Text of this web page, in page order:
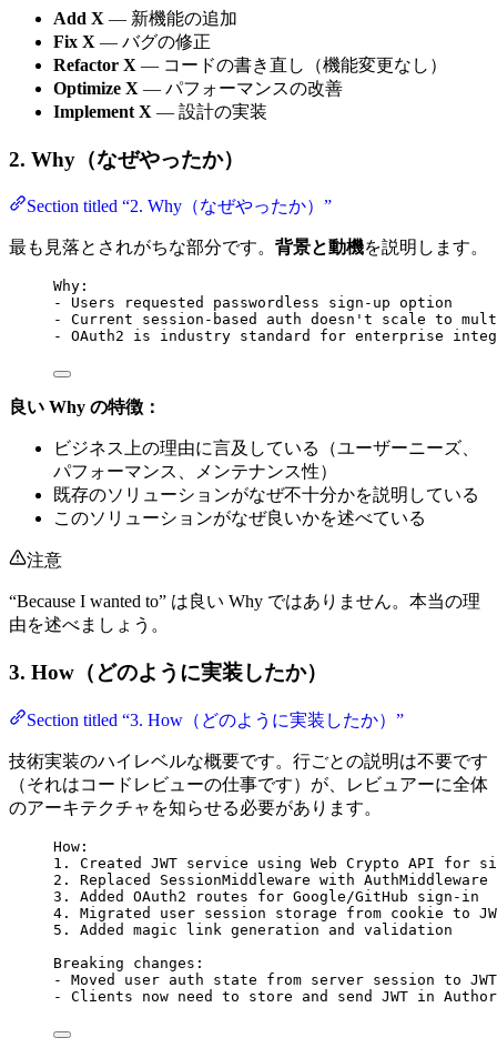
Add X — 新機能の追加
Fix X — バグの修正
Refactor X — コードの書き直し（機能変更なし）
Optimize X — パフォーマンスの改善
Implement X — 設計の実装
2. Why（なぜやったか）
Section titled “2. Why（なぜやったか）”
最も見落とされがちな部分です。 背景と動機を説明します。
Why:
- Users requested passwordless sign-up option
- Current session-based auth doesn't scale to
- OAuth2 is industry standard for enterprise
良い Why の特徴：
ビジネス上の理由に言及している（ユーザーニーズ、
パフォーマンス、メンテナンス性）
既存のソリューションがなぜ不十分かを説明している
このソリューションがなぜ良いかを述べている
注意
“Because I wanted to” は良い Why ではありません。本当の理
由を述べましょう。
3. How（どのように実装したか）
Section titled “3. How（どのように実装したか）”
技術実装のハイレベルな概要です。行ごとの説明は不要です
（それはコードレビューの仕事です）が、レビュアーに全体
のアーキテクチャを知らせる必要があります。
How:
1. Created JWT service using Web Crypto API for
2. Replaced SessionMiddleware with
3. Added OAuth2 routes for Google/GitHub sign-in
4. Migrated user session storage from cookie to
5. Added magic link generation and validation
Breaking changes:
- Moved user auth state from server session to
- Clients now need to store and send JWT in